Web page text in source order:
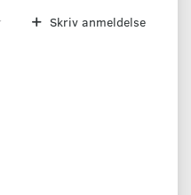
Skriv anmeldelse